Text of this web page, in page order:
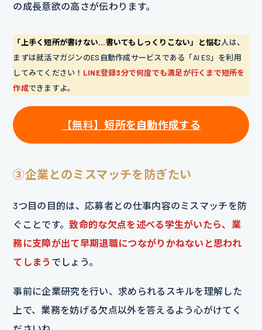
の成長意欲の高さが伝わります。
「上手く短所が書けない…書いてもしっくりこない」と悩む人は、
まずは就活マガジンのES自動作成サービスである「AI ES」を利用
してみてください！ LINE登録3分で何度でも満足が行くまで短所を
作成できますよ。
【無料】短所を自動作成する
③企業とのミスマッチを防ぎたい
3つ目の目的は、応募者との仕事内容のミスマッチを防
ぐことです。致命的な欠点を述べる学生がいたら、業
務に支障が出て早期退職につながりかねないと思われ
てしまう でしょう。
事前に企業研究を行い、求められるスキルを理解した
上で、業務を妨げる欠点以外を答えるよう心がけてく